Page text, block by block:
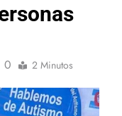
0 2 Minutos